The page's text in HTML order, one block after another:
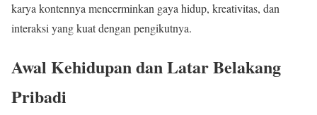
karya kontennya mencerminkan gaya hidup, kreativitas, dan
interaksi yang kuat dengan pengikutnya.
Awal Kehidupan dan Latar Belakang
Pribadi